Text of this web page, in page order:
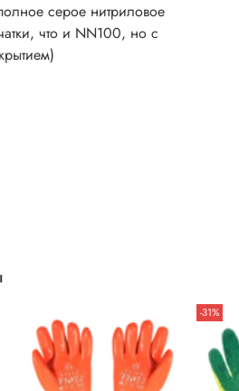
серое нитриловое
что и NN100, но с
-31%